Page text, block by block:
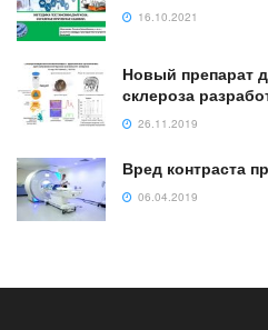
16.10.2021
Новый препарат
склероза
26.11.2019
Вред контраста
06.04.2019